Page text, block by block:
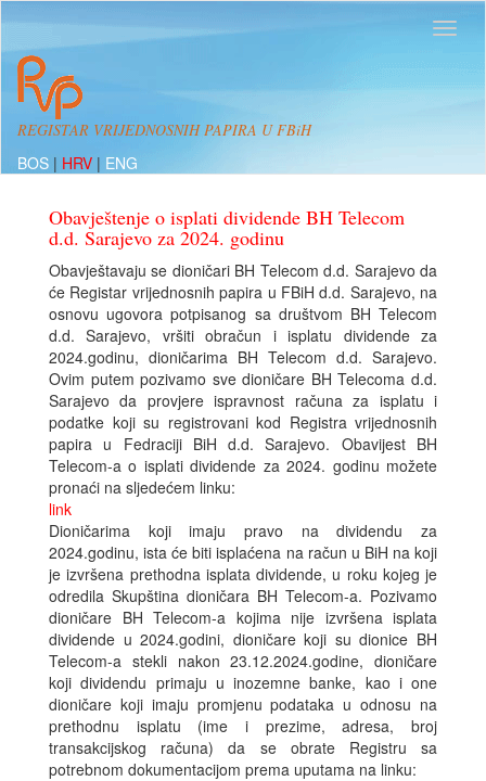
REGISTAR VRIJEDNOSNIH PAPIRA U FBiH
BOS | HRV | ENG
Obavještenje o isplati dividende BH Telecom
d.d. Sarajevo za 2024. godinu
Obavještavaju se dioničari BH Telecom d.d. Sarajevo da
će Registar vrijednosnih papira u FBiH d.d. Sarajevo, na
osnovu ugovora potpisanog sa društvom BH Telecom
d.d. Sarajevo, vršiti obračun i isplatu dividende za
2024.godinu, dioničarima BH Telecom d.d. Sarajevo.
Ovim putem pozivamo sve dioničare BH Telecoma d.d.
Sarajevo da provjere ispravnost računa za isplatu i
podatke koji su registrovani kod Registra vrijednosnih
papira u Fedraciji BiH d.d. Sarajevo. Obavijest BH
Telecom-a o isplati dividende za 2024. godinu možete
pronaći na sljedećem linku:
link
Dioničarima koji imaju pravo na dividendu za
2024.godinu, ista će biti isplaćena na račun u BiH na koji
je izvršena prethodna isplata dividende, u roku kojeg je
odredila Skupština dioničara BH Telecom-a. Pozivamo
dioničare BH Telecom-a kojima nije izvršena isplata
dividende u 2024.godini, dioničare koji su dionice BH
Telecom-a stekli nakon 23.12.2024.godine, dioničare
koji dividendu primaju u inozemne banke, kao i one
dioničare koji imaju promjenu podataka u odnosu na
prethodnu isplatu (ime i prezime, adresa, broj
transakcijskog računa) da se obrate Registru sa
potrebnom dokumentacijom prema uputama na linku: